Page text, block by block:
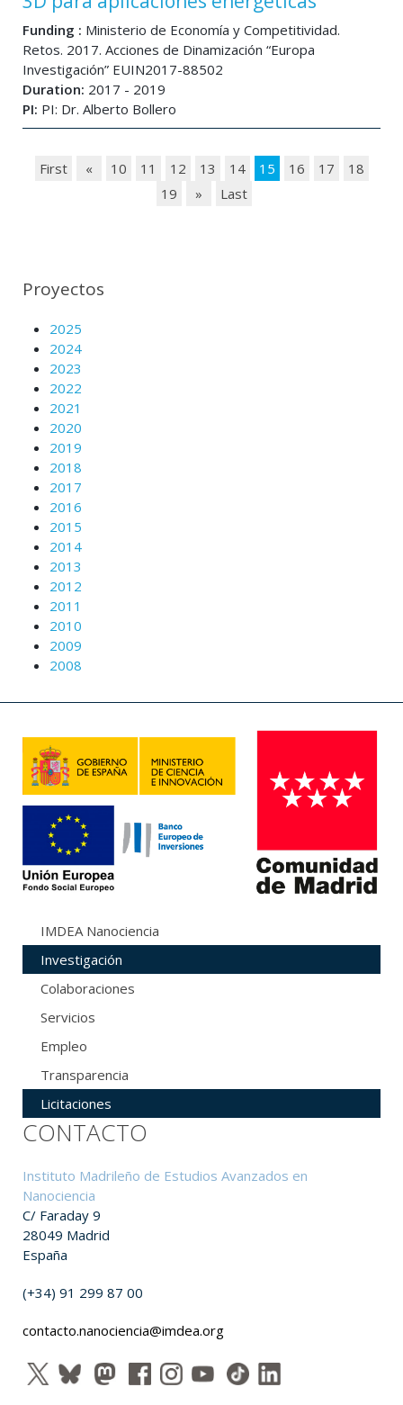
Funding : Ministerio de Economía y Competitividad.
Retos. 2017. Acciones de Dinamización “Europa
Investigación” EUIN2017-88502
Duration: 2017 - 2019
PI: PI: Dr. Alberto Bollero
First « 10 11 12 13 14 15 16 17
18
19
» Last
Proyectos
2025
2024
2023
2022
2021
2020
2019
2018
2017
2016
2015
2014
2013
2012
2011
2010
2009
2008
IMDEA Nanociencia
Investigación
Colaboraciones
Servicios
Empleo
Transparencia
Licitaciones
CONTACTO
Instituto Madrileño de Estudios Avanzados en
Nanociencia
C/ Faraday 9
28049 Madrid
España
(+34) 91 299 87 00
contacto.nanociencia@imdea.org